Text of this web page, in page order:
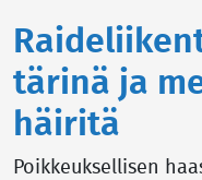
tärinä ja
häiritä
Poikkeuksellisen